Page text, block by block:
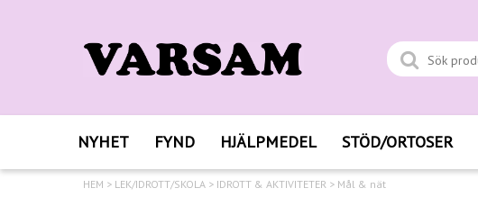
NYHET FYND HJÄLPMEDEL STÖD/ORTOSER
HEM > LEK/IDROTT/SKOLA > IDROTT & AKTIVITETER > Mål & nät